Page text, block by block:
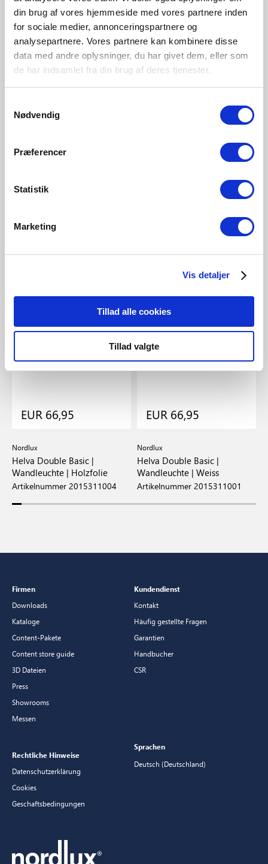
din brug af vores hjemmeside med vores partnere inden
for sociale medier, annonceringspartnere og
analysepartnere. Vores partnere kan kombinere disse
data med andre oplysninger, du har givet dem, eller som
de har indsamlet fra din brug af deres tjenester.
Nødvendig
Præferencer
Statistik
Marketing
Vis detaljer
Tillad alle cookies
Tillad valgte
IP-Grad
IP44
Bereich
Innenbereich
Hauptmaterial
Plastik
Verwandte Produkte
EUR 66,95
Nordlux
Helva Double Basic |
Wandleuchte | Holzfolie
Artikelnummer 2015311004
EUR 66,95
Nordlux
Helva Double Basic |
Wandleuchte | Weiss
Artikelnummer 2015311001
Firmen
Downloads
Kataloge
Content-Pakete
Content store guide
3D Dateien
Press
Showrooms
Messen
Kundendienst
Kontakt
Häufig gestellte Fragen
Garantien
Handbucher
CSR
Rechtliche Hinweise
Datenschutzerklärung
Cookies
Geschaftsbedingungen
Sprachen
Deutsch (Deutschland)